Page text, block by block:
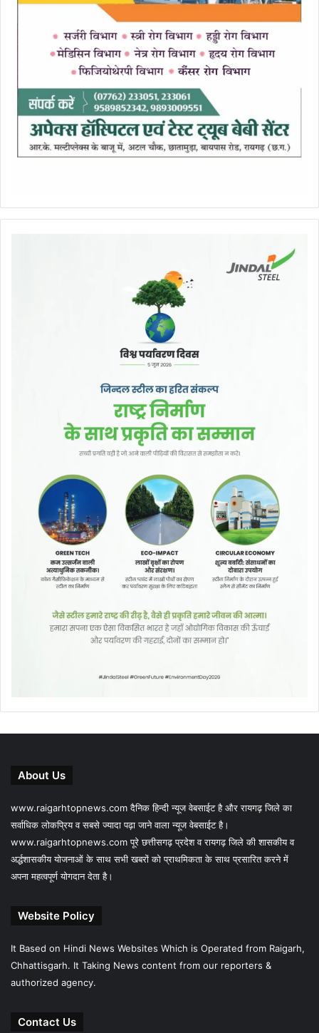
About Us
www.raigarhtopnews.com दैनिक हिन्दी न्यूज वेबसाईट है और रायगढ़ जिले का
सर्वाधिक लोकप्रिय व सबसे ज्यादा पढ़ा जाने वाला न्यूज वेबसाईट है।
www.raigarhtopnews.com पूरे छत्तीसगढ़ प्रदेश व रायगढ़ जिले की शासकीय व
अर्द्धशासकीय योजनाओं के साथ सभी खबरों को प्राथमिकता के साथ प्रसारित करने में
अपना महत्वपूर्ण योगदान देता है।
Website Policy
It Based on Hindi News Websites Which is Operated from Raigarh,
Chhattisgarh. It Taking News content from our reporters &
authorized agency.
Contact Us